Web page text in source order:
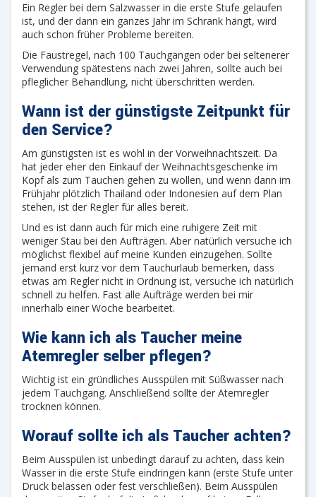
Ein Regler bei dem Salzwasser in die erste Stufe gelaufen
ist, und der dann ein ganzes Jahr im Schrank hängt, wird
auch schon früher Probleme bereiten.
Die Faustregel, nach 100 Tauchgängen oder bei seltenerer
Verwendung spätestens nach zwei Jahren, sollte auch bei
pfleglicher Behandlung, nicht überschritten werden.
Wann ist der günstigste Zeitpunkt für
den Service?
Am günstigsten ist es wohl in der Vorweihnachtszeit. Da
hat jeder eher den Einkauf der Weihnachtsgeschenke im
Kopf als zum Tauchen gehen zu wollen, und wenn dann im
Frühjahr plötzlich Thailand oder Indonesien auf dem Plan
stehen, ist der Regler für alles bereit.
Und es ist dann auch für mich eine ruhigere Zeit mit
weniger Stau bei den Aufträgen. Aber natürlich versuche ich
möglichst flexibel auf meine Kunden einzugehen. Sollte
jemand erst kurz vor dem Tauchurlaub bemerken, dass
etwas am Regler nicht in Ordnung ist, versuche ich natürlich
schnell zu helfen. Fast alle Aufträge werden bei mir
innerhalb einer Woche bearbeitet.
Wie kann ich als Taucher meine
Atemregler selber pflegen?
Wichtig ist ein gründliches Ausspülen mit Süßwasser nach
jedem Tauchgang. Anschließend sollte der Atemregler
trocknen können.
Worauf sollte ich als Taucher achten?
Beim Ausspülen ist unbedingt darauf zu achten, dass kein
Wasser in die erste Stufe eindringen kann (erste Stufe unter
Druck belassen oder fest verschließen). Beim Ausspülen